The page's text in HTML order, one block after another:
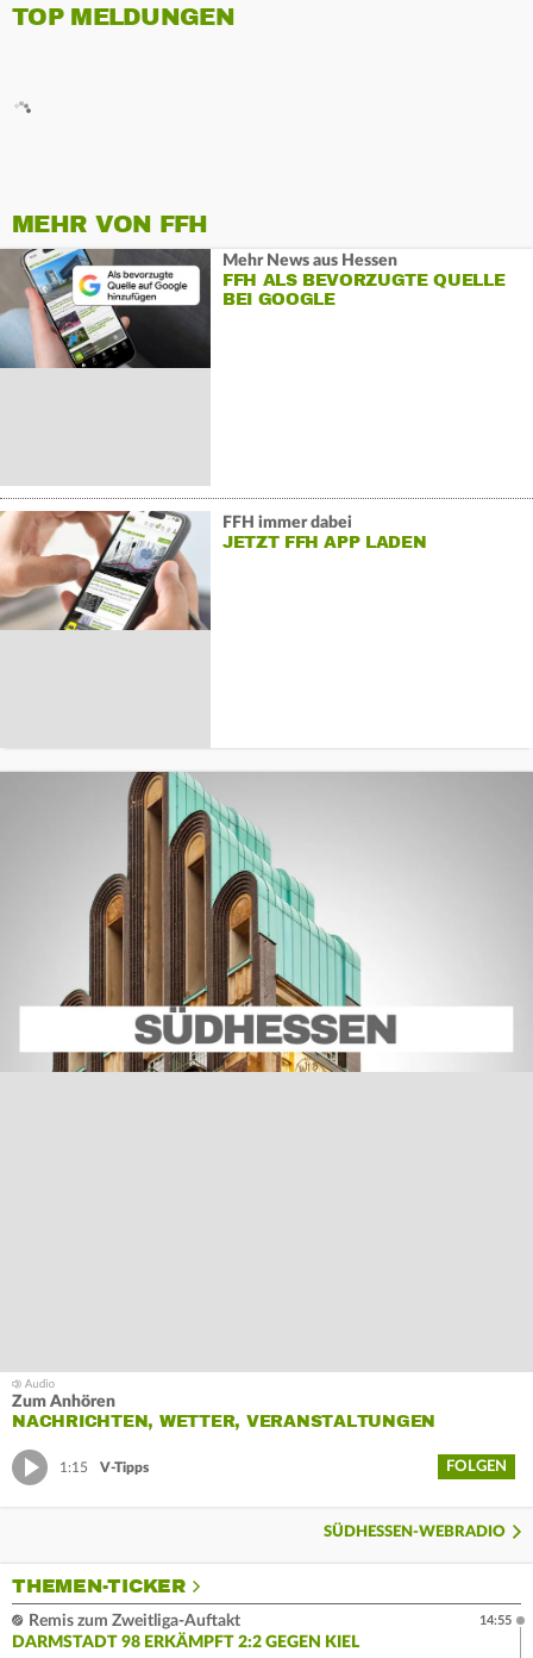
TOP MELDUNGEN
MEHR VON FFH
Mehr News aus Hessen
FFH ALS BEVORZUGTE QUELLE
BEI GOOGLE
FFH immer dabei
JETZT FFH APP LADEN
Zum Anhören
NACHRICHTEN, WETTER, VERANSTALTUNGEN
1:15 V-Tipps FOLGEN
SÜDHESSEN-WEBRADIO
THEMEN-TICKER
Remis zum Zweitliga-Auftakt
DARMSTADT 98 ERKÄMPFT 2:2 GEGEN KIEL
14:55